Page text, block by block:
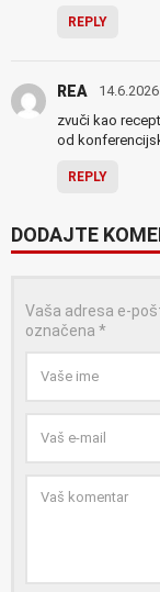
REPLY
REA 14.6.2026
zvuči kao
od
REPLY
DODAJTE
Vaša adresa e-
označena *